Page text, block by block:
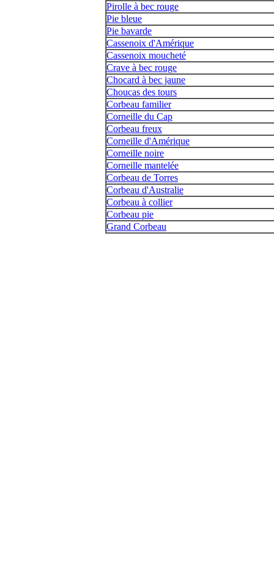
Pirolle à bec rouge
Pie bleue
Pie bavarde
Cassenoix d'Amérique
Cassenoix moucheté
Crave à bec rouge
Chocard à bec jaune
Choucas des tours
Corbeau familier
Corneille du Cap
Corbeau freux
Corneille d'Amérique
Corneille noire
Corneille mantelée
Corbeau de Torres
Corbeau d'Australie
Corbeau à collier
Corbeau pie
Grand Corbeau